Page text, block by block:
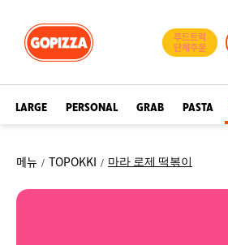
GOPIZZA
푸드트럭
단체주문
LARGE PERSONAL GRAB PASTA
메뉴 / TOPOKKI / 마라 로제 떡볶이